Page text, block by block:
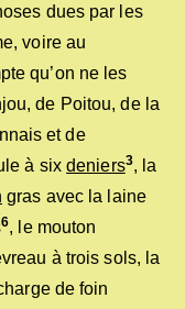
dues par les
voire au
qu’on ne les
de Poitou, de la
et de
à sixdeniers3, la
gras avec la laine
6, le mouton
à trois sols, la
de foin